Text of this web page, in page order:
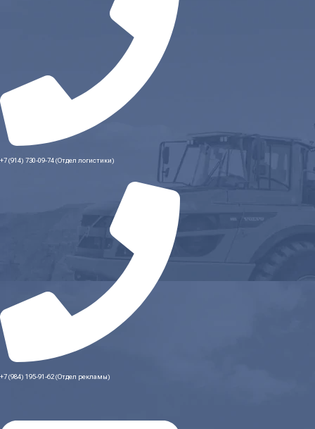
+7 (914) 730-09-74 (Отдел логистики)
+7 (984) 195-91-62 (Отдел рекламы)